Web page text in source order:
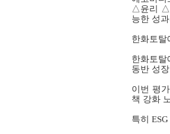
△윤리 △
능한 성
한화토탈
한화토탈
동반 성
이번 평
책 강화
특히 ESG